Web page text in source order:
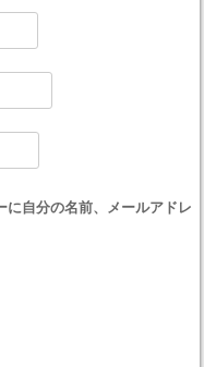
自分の名前、メールアドレ